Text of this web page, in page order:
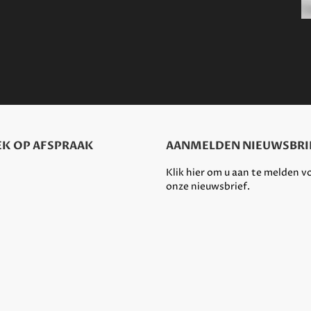
OP AFSPRAAK AANMELDEN
Klik hier om u aan te melden
onze nieuwsbrief.